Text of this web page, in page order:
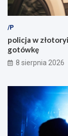
/P
policja w
gotówkę
8 sierpnia 2026